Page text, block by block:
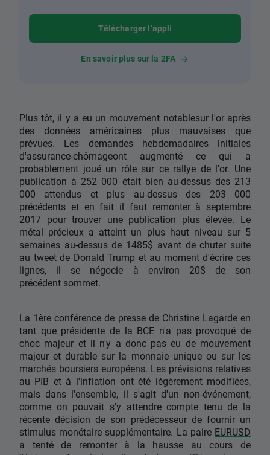
Télécharger l’appli
En savoir plus sur la 2FA
Plus tôt, il y a eu un mouvement notablesur l'or après
des données américaines plus mauvaises que
prévues. Les demandes hebdomadaires initiales
d'assurance-chômageont augmenté ce qui a
probablement joué un rôle sur ce rallye de l'or. Une
publication à 252 000 était bien au-dessus des 213
000 attendus et plus au-dessus des 203 000
précédents et en fait il faut remonter à septembre
2017 pour trouver une publication plus élevée. Le
métal précieux a atteint un plus haut niveau sur 5
semaines au-dessus de 1485$ avant de chuter suite
au tweet de Donald Trump et au moment d'écrire ces
lignes, il se négocie à environ 20$ de son
précédent sommet.
La 1ère conférence de presse de Christine Lagarde en
tant que présidente de la BCE n'a pas provoqué de
choc majeur et il n'y a donc pas eu de mouvement
majeur et durable sur la monnaie unique ou sur les
marchés boursiers européens. Les prévisions relatives
au PIB et à l'inflation ont été légèrement modifiées,
mais dans l'ensemble, il s'agit d'un non-événement,
comme on pouvait s'y attendre compte tenu de la
récente décision de son prédécesseur de fournir un
stimulus monétaire supplémentaire. La paire EURUSD
a tenté de remonter à la hausse au cours de